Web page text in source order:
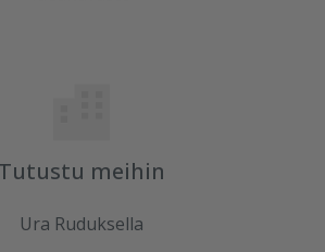
Tutustu meihin
Ura Ruduksella